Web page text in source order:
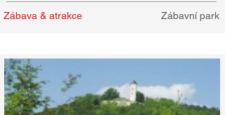
Zábava & atrakce Zábavní park